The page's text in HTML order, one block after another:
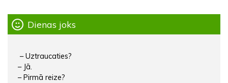
Dienas joks
– Uztraucaties?
– Jā.
– Pirmā reize?